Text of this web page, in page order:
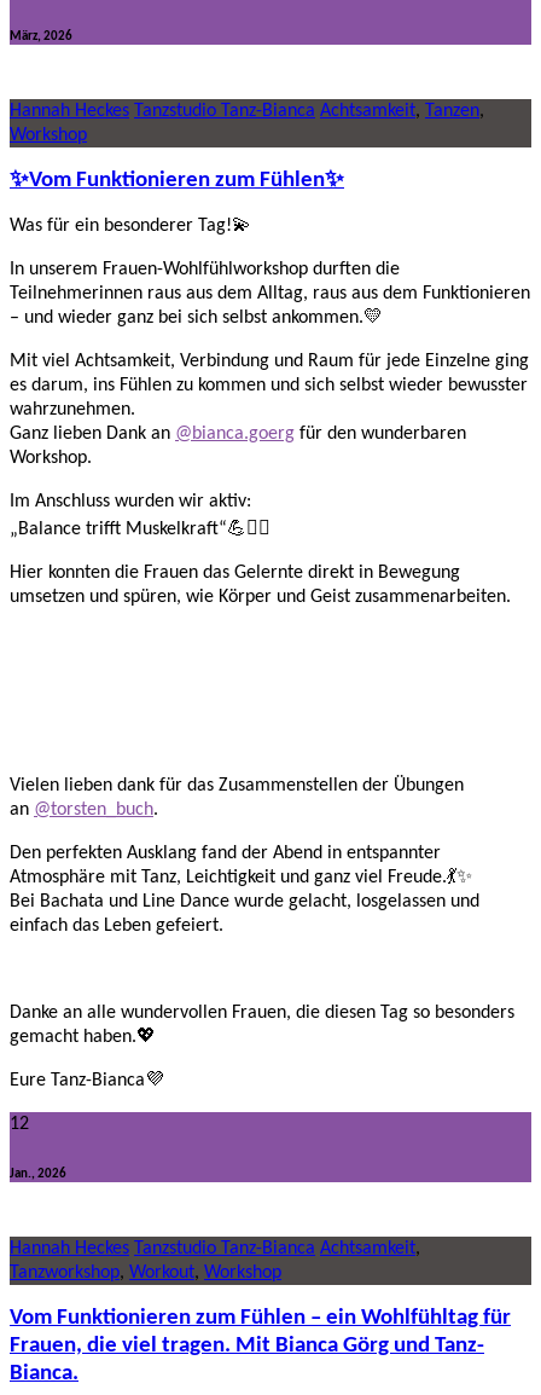
März, 2026
Hannah Heckes Tanzstudio Tanz-Bianca Achtsamkeit, Tanzen,
Workshop
✨Vom Funktionieren zum Fühlen✨
Was für ein besonderer Tag!💫
In unserem Frauen-Wohlfühlworkshop durften die
Teilnehmerinnen raus aus dem Alltag, raus aus dem Funktionieren
– und wieder ganz bei sich selbst ankommen.💛
Mit viel Achtsamkeit, Verbindung und Raum für jede Einzelne ging
es darum, ins Fühlen zu kommen und sich selbst wieder bewusster
wahrzunehmen.
Ganz lieben Dank an @bianca.goerg für den wunderbaren
Workshop.
Im Anschluss wurden wir aktiv:
„Balance trifft Muskelkraft“💪🧘‍♀️
Hier konnten die Frauen das Gelernte direkt in Bewegung
umsetzen und spüren, wie Körper und Geist zusammenarbeiten.
Vielen lieben dank für das Zusammenstellen der Übungen
an @torsten_buch.
Den perfekten Ausklang fand der Abend in entspannter
Atmosphäre mit Tanz, Leichtigkeit und ganz viel Freude.💃✨
Bei Bachata und Line Dance wurde gelacht, losgelassen und
einfach das Leben gefeiert.
Danke an alle wundervollen Frauen, die diesen Tag so besonders
gemacht haben.💖
Eure Tanz-Bianca💜
12
Jan., 2026
Hannah Heckes Tanzstudio Tanz-Bianca Achtsamkeit,
Tanzworkshop, Workout, Workshop
Vom Funktionieren zum Fühlen – ein Wohlfühltag für
Frauen, die viel tragen. Mit Bianca Görg und Tanz-
Bianca.